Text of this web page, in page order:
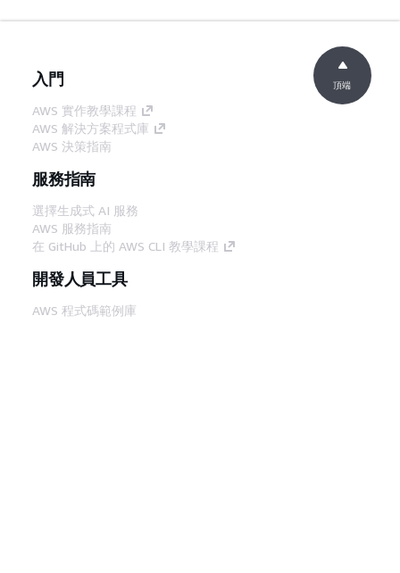
入門
AWS 實作教學課程
AWS 解決方案程式庫
AWS 決策指南
服務指南
選擇生成式 AI 服務
AWS 服務指南
在 GitHub 上的 AWS CLI 教學課程
開發人員工具
AWS 程式碼範例庫
頂端